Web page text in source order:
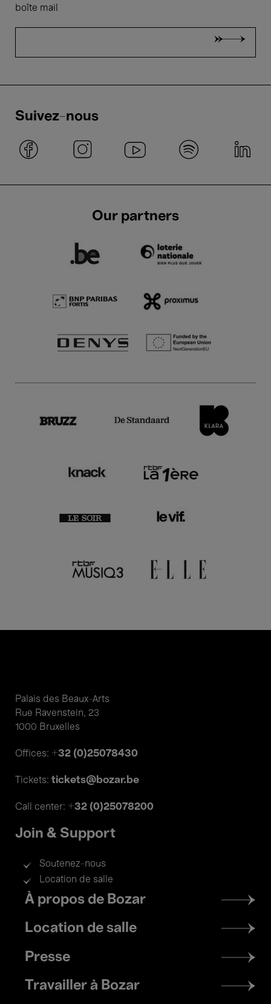
boîte mail
Suivez-nous
Our partners
Palais des Beaux-Arts
Rue Ravenstein, 23
1000 Bruxelles
Offices: +32 (0)25078430
Tickets: tickets@bozar.be
Call center: +32 (0)25078200
Join & Support
Soutenez-nous
Location de salle
Footer
menu
À propos de Bozar
Location de salle
Presse
Travailler à Bozar